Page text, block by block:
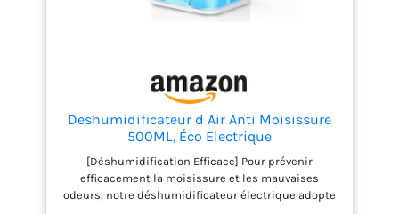
Deshumidificateur d Air Anti Moisissure
500ML, Éco Electrique
Déshumidificateurs Maison Compact,
Silencieux et Efficace avec Arrêt
Automatique pour Petits Espaces,
Chambre, Salle de Bain, Placard
[Déshumidification Efficace] Pour prévenir
efficacement la moisissure et les mauvaises
odeurs, notre déshumidificateur électrique adopte